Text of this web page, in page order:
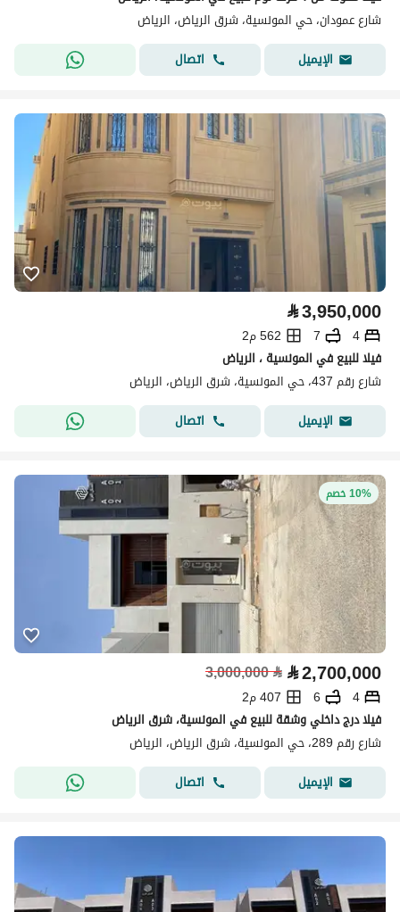
شارع عمودان، حي المونسية، شرق الرياض، الرياض
الإيميل
اتصال
⃁3,950,000
4
7
562 م2
فيلا للبيع في المونسية ، الرياض
شارع رقم 437، حي المونسية، شرق الرياض، الرياض
الإيميل
اتصال
10% خصم
⃁2,700,000
⃁
3,000,000
4
6
407 م2
فيلا درج داخلي وشقة للبيع في المونسية، شرق الرياض
شارع رقم 289، حي المونسية، شرق الرياض، الرياض
الإيميل
اتصال